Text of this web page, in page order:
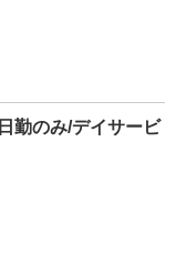
勤のみ/デイサービ